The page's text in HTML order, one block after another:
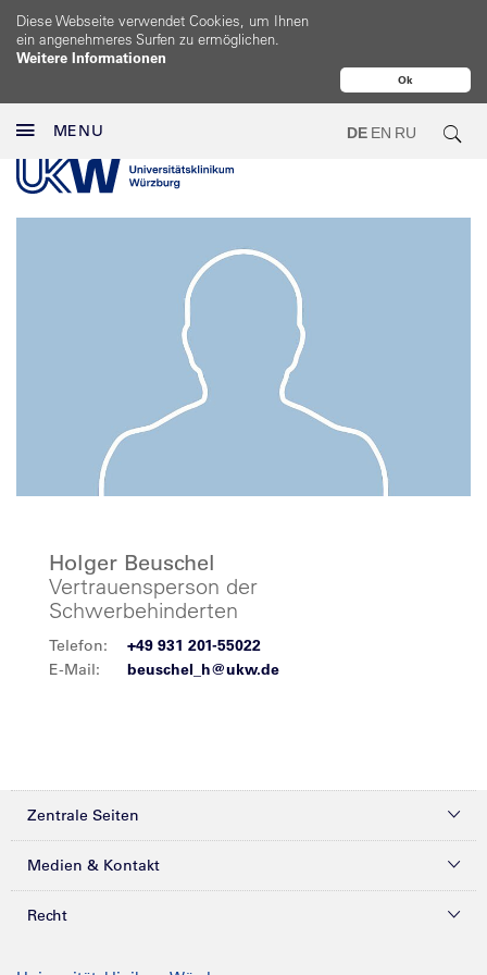
Ok
Diese Webseite verwendet Cookies, um Ihnen
ein angenehmeres Surfen zu ermöglichen.
Weitere Informationen
MENU DE EN RU
Holger Beuschel
Vertrauensperson der
Schwerbehinderten
Telefon:
+49 931 201-55022
E-Mail:
beuschel_h@ukw.de
Zentrale Seiten
Kliniken & Zentren
Medien & Kontakt
Presse
Recht